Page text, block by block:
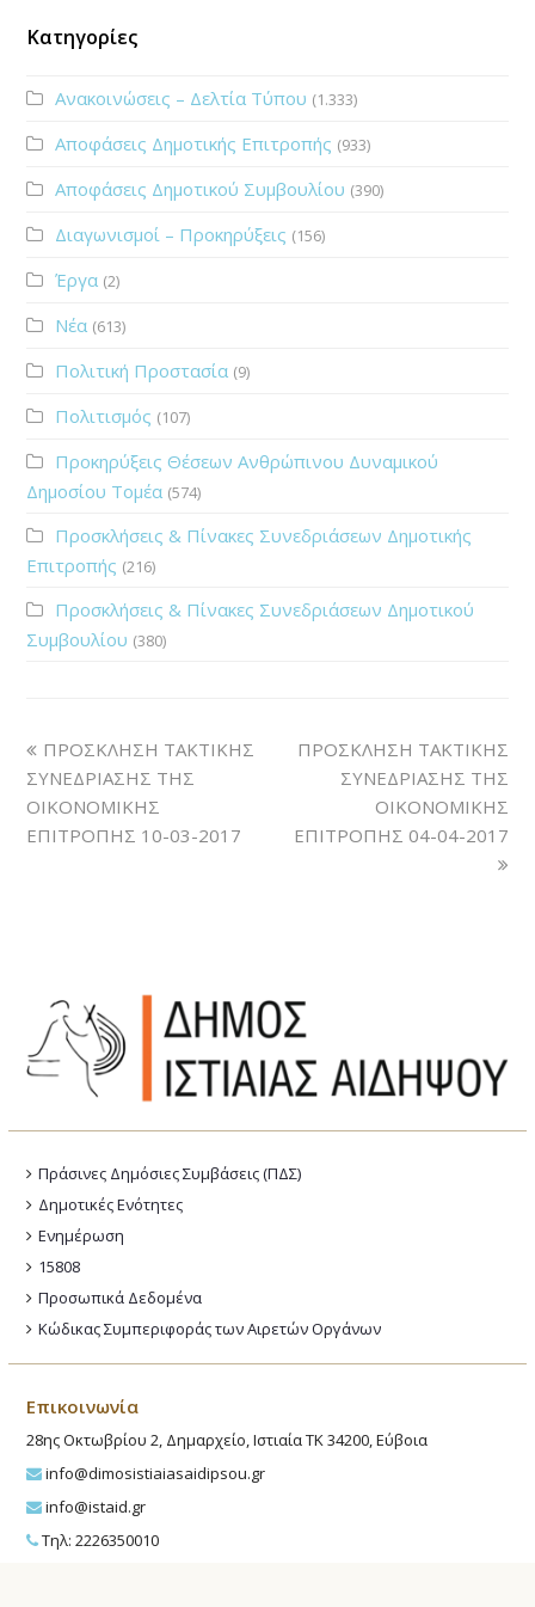
Κατηγορίες
Ανακοινώσεις – Δελτία Τύπου (1.333)
Αποφάσεις Δημοτικής Επιτροπής (933)
Αποφάσεις Δημοτικού Συμβουλίου (390)
Διαγωνισμοί – Προκηρύξεις (156)
Έργα (2)
Νέα (613)
Πολιτική Προστασία (9)
Πολιτισμός (107)
Προκηρύξεις Θέσεων Ανθρώπινου Δυναμικού
Δημοσίου Τομέα (574)
Προσκλήσεις & Πίνακες Συνεδριάσεων Δημοτικής
Επιτροπής (216)
Προσκλήσεις & Πίνακες Συνεδριάσεων Δημοτικού
Συμβουλίου (380)
ΠΡΟΣΚΛΗΣΗ ΤΑΚΤΙΚΗΣ
ΣΥΝΕΔΡΙΑΣΗΣ ΤΗΣ
ΟΙΚΟΝΟΜΙΚΗΣ
ΕΠΙΤΡΟΠΗΣ 10-03-2017
ΠΡΟΣΚΛΗΣΗ ΤΑΚΤΙΚΗΣ
ΣΥΝΕΔΡΙΑΣΗΣ ΤΗΣ
ΟΙΚΟΝΟΜΙΚΗΣ
ΕΠΙΤΡΟΠΗΣ 04-04-2017
Πράσινες Δημόσιες Συμβάσεις (ΠΔΣ)
Δημοτικές Ενότητες
Ενημέρωση
15808
Προσωπικά Δεδομένα
Κώδικας Συμπεριφοράς των Αιρετών Οργάνων
Επικοινωνία
28ης Οκτωβρίου 2, Δημαρχείο, Ιστιαία ΤΚ 34200, Εύβοια
info@dimosistiaiasaidipsou.gr
info@istaid.gr
Τηλ: 2226350010